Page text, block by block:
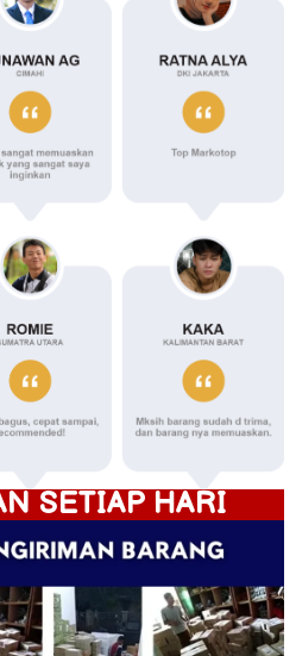
SETIAP HARI